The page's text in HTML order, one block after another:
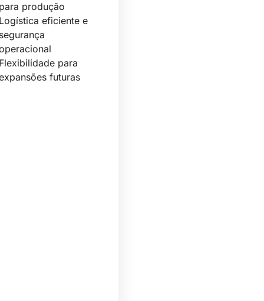
para produção
Logística eficiente e
segurança
Flexibilidade para
futuras